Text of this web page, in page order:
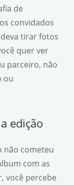
de
convidados
tirar fotos
quer ver
parceiro, não
ou
edição
não cometeu
com as
você percebe